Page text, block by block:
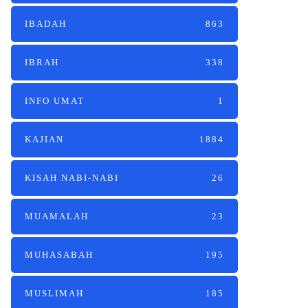
IBADAH 863
IBRAH 338
INFO UMAT 1
KAJIAN 1884
KISAH NABI-NABI 26
MUAMALAH 23
MUHASABAH 195
MUSLIMAH 185